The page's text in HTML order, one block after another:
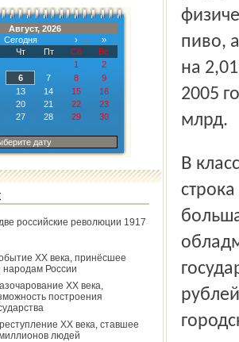
Август, 2026
Сегодня ›
»
Чт Пт Сб
Вс
1
2
6 7 8
9
13 14 15
16
20 21 22
23
27 28 29
30
дату
российские революции 1917
ХХ века, принёсшее
народам России
ХХ века,
построения
ХХ века, ставшее
людей
пиво,
на
2005
млрд.
В классификации бюджетных расходов первой стоит